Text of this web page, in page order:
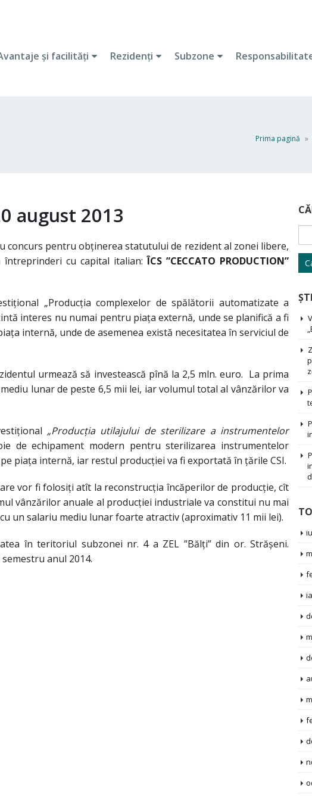
şi facilităţi Rezidenţi Subzone
Prima pagină »
august 2013
concurs pentru obţinerea statutului de rezident al zonei libere,
întreprinderi cu capital italian:ÎCS ”CECCATO PRODUCTION”
„Producţia complexelor de spălătorii automatizate a
interes nu numai pentru piaţa externă, unde se planifică a fi
internă, unde de asemenea există necesitatea în serviciul de
urmează să investească pînă la 2,5 mln. euro. La prima
lunar de peste 6,5 mii lei, iar volumul total al vânzărilor va
„Producția utilajului de sterilizare a instrumentelor
de echipament modern pentru sterilizarea instrumentelor
piaţa internă, iar restul producţiei va fi exportată în ţările CSI.
vor fi folosiţi atît la reconstrucția încăperilor de producţie, cît
vânzărilor anuale al producţiei industriale va constitui nu mai
un salariu mediu lunar foarte atractiv (aproximativ 11 mii lei).
în teritoriul subzonei nr. 4 a ZEL ”Bălţi” din or. Strășeni.
anul 2014.